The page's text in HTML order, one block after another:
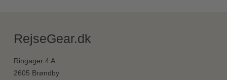
RejseGear.dk
Ringager 4 A
2605 Brøndby